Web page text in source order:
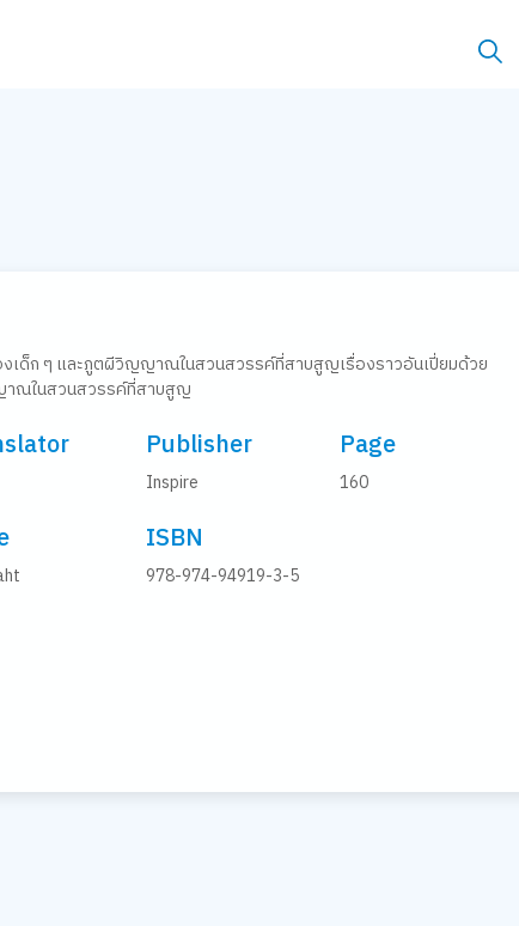
งเด็ก ๆ และภูตผีวิญญาณในสวนสวรรค์ที่สาบสูญเรื่องราวอันเปี่ยมด้วย
าณในสวนสวรรค์ที่สาบสูญ
Publisher
Inspire
Page
160
ISBN
978-974-94919-3-5